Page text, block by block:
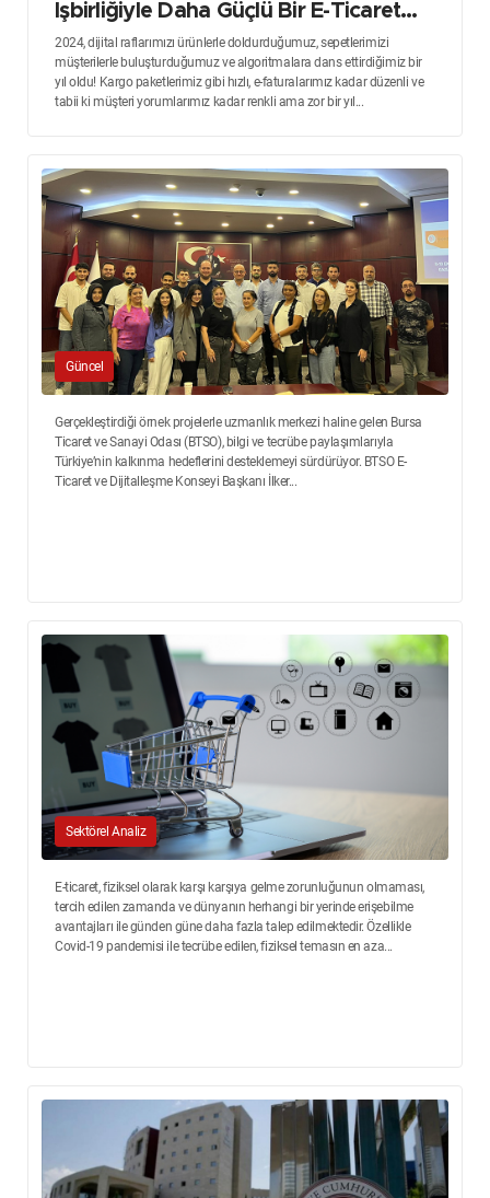
İşbirliğiyle Daha Güçlü Bir E-Ticaret
Ekosistemi
2024, dijital raflarımızı ürünlerle doldurduğumuz, sepetlerimizi
müşterilerle buluşturduğumuz ve algoritmalara dans ettirdiğimiz bir
yıl oldu! Kargo paketlerimiz gibi hızlı, e-faturalarımız kadar düzenli ve
tabii ki müşteri yorumlarımız kadar renkli ama zor bir yıl...
Güncel
Gerçekleştirdiği örnek projelerle uzmanlık merkezi haline gelen Bursa
Ticaret ve Sanayi Odası (BTSO), bilgi ve tecrübe paylaşımlarıyla
Türkiye’nin kalkınma hedeflerini desteklemeyi sürdürüyor. BTSO E-
Ticaret ve Dijitalleşme Konseyi Başkanı İlker...
Sektörel Analiz
E-ticaret, fiziksel olarak karşı karşıya gelme zorunluğunun olmaması,
tercih edilen zamanda ve dünyanın herhangi bir yerinde erişebilme
avantajları ile günden güne daha fazla talep edilmektedir. Özellikle
Covid-19 pandemisi ile tecrübe edilen, fiziksel temasın en aza...